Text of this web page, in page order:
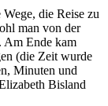
die Reise zu
man von der
Am Ende kam
(die Zeit wurde
Minuten und
Bisland